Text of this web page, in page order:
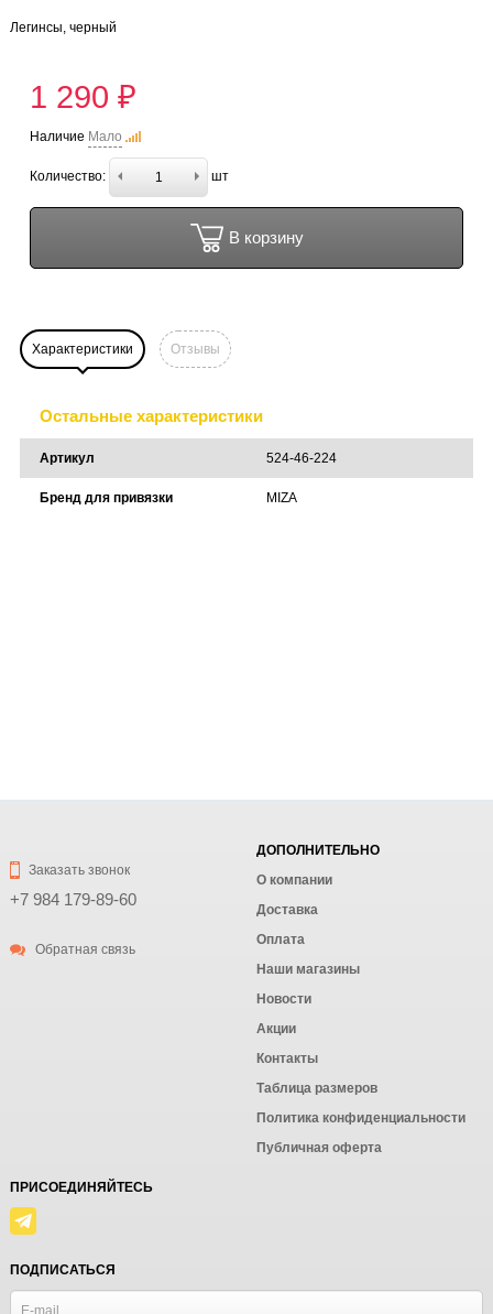
Легинсы, черный
1 290 ₽
Наличие Мало
Количество: шт
В корзину
Характеристики Отзывы
Остальные характеристики
Артикул 524-46-224
Бренд для привязки MIZA
Заказать звонок
+7 984 179-89-60
Обратная связь
ДОПОЛНИТЕЛЬНО
О компании
Доставка
Оплата
Наши магазины
Новости
Акции
Контакты
Таблица размеров
Политика конфиденциальности
Публичная оферта
ПРИСОЕДИНЯЙТЕСЬ
ПОДПИСАТЬСЯ